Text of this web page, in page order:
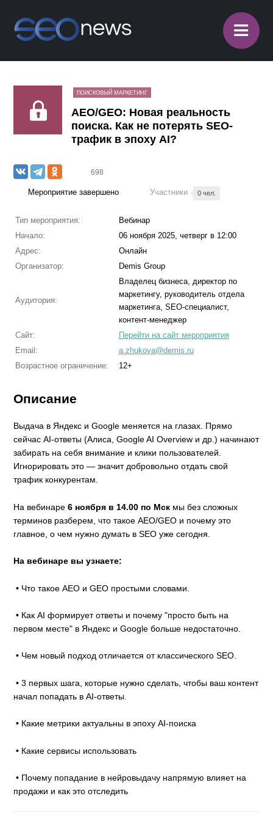
≡
ПОИСКОВЫЙ МАРКЕТИНГ
AEO/GEO: Новая реальность
поиска. Как не потерять SEO-
трафик в эпоху AI?
698
Мероприятие завершено Участники 0 чел.
Тип мероприятия:
Вебинар
Начало:
06 ноября 2025, четверг в 12:00
Адрес:
Онлайн
Организатор:
Demis Group
Аудитория:
Владелец бизнеса, директор по
маркетингу, руководитель отдела
маркетинга, SEO-специалист,
контент-менеджер
Сайт:
Перейти на сайт мероприятия
Email:
a.zhukova@demis.ru
Возрастное ограничение:
12+
Описание
Выдача в Яндекс и Google меняется на глазах. Прямо
сейчас AI-ответы (Алиса, Google AI Overview и др.) начинают
забирать на себя внимание и клики пользователей.
Игнорировать это — значит добровольно отдать свой
трафик конкурентам.
На вебинаре6 ноября в 14.00 по Мск мы без сложных
терминов разберем, что такое AEO/GEO и почему это
главное, о чем нужно думать в SEO уже сегодня.
На вебинаре вы узнаете:
• Что такое AEO и GEO простыми словами.
• Как AI формирует ответы и почему "просто быть на
первом месте" в Яндекс и Google больше недостаточно.
• Чем новый подход отличается от классического SEO.
• 3 первых шага, которые нужно сделать, чтобы ваш контент
начал попадать в AI-ответы.
• Какие метрики актуальны в эпоху AI-поиска
• Какие сервисы использовать
• Почему попадание в нейровыдачу напрямую влияет на
продажи и как это отследить